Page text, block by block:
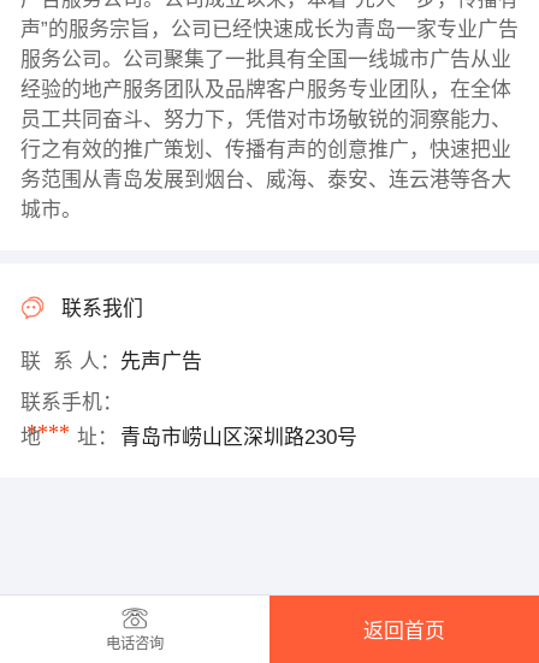
声”的服务宗旨，公司已经快速成长为青岛一家专业广告
服务公司。公司聚集了一批具有全国一线城市广告从业
经验的地产服务团队及品牌客户服务专业团队，在全体
员工共同奋斗、努力下，凭借对市场敏锐的洞察能力、
行之有效的推广策划、传播有声的创意推广，快速把业
务范围从青岛发展到烟台、威海、泰安、连云港等各大
城市。
联系我们
联 系 人： 先声广告
联系手机：
****
地 址： 青岛市崂山区深圳路230号
电话咨询
返回首页